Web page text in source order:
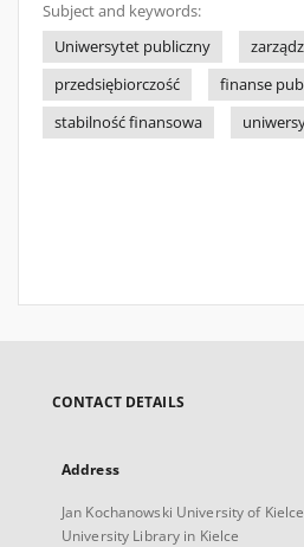
Subject and keywords:
Uniwersytet publiczny
przedsiębiorczość
finanse
stabilność finansowa
CONTACT DETAILS
Address
Jan Kochanowski University of Kielce
University Library in Kielce